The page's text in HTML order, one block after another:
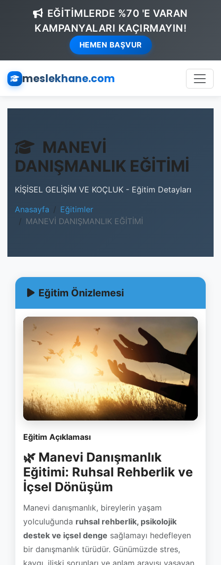
EĞİTİMLERDE %70 'E VARAN
KAMPANYALARI KAÇIRMAYIN!
HEMEN BAŞVUR
meslekhane.com
MANEVİ
DANIŞMANLIK EĞİTİMİ
KİŞİSEL GELİŞİM VE KOÇLUK - Eğitim Detayları
Anasayfa
Eğitimler
MANEVİ DANIŞMANLIK EĞİTİMİ
Eğitim Önizlemesi
Eğitim Açıklaması
🌿 Manevi Danışmanlık
Eğitimi: Ruhsal Rehberlik ve
İçsel Dönüşüm
Manevi danışmanlık, bireylerin yaşam
yolculuğunda ruhsal rehberlik, psikolojik
destek ve içsel denge sağlamayı hedefleyen
bir danışmanlık türüdür. Günümüzde stres,
kaygı, ilişki sorunları ve anlam arayışı yaşayan